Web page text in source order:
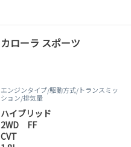
カローラ スポーツ
エンジンタイプ/駆動方式/トランスミッ
ション/排気量
ハイブリッド
2WD FF
CVT